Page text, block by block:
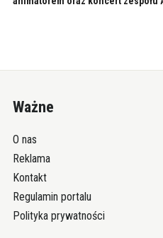
Ważne
O nas
Reklama
Kontakt
Regulamin portalu
Polityka prywatności